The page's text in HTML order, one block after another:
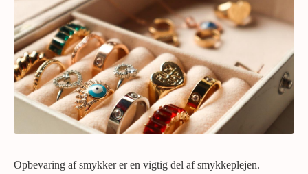
Opbevaring af smykker er en vigtig del af smykkeplejen.